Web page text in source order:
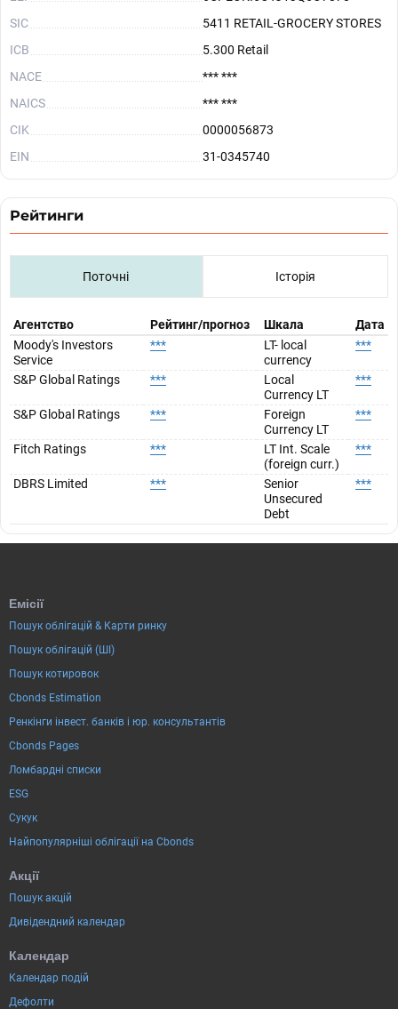
SIC
5411 RETAIL-GROCERY STORES
ICB
5.300 Retail
NACE
*** ***
NAICS
*** ***
CIK
0000056873
EIN
31-0345740
Рейтинги
Поточні Історія
Агентство Рейтинг/прогноз Шкала
Дата
Moody's Investors
Service
***
LT- local
currency
***
S&P Global Ratings ***
Local
Currency LT
***
S&P Global Ratings ***
Foreign
Currency LT
***
Fitch Ratings ***
LT Int. Scale
(foreign curr.)
***
DBRS Limited ***
Senior
Unsecured
Debt
***
Емісії
Пошук облігацій & Карти ринку
Пошук облігацій (ШІ)
Пошук котировок
Cbonds Estimation
Ренкінги інвест. банків і юр. консультантів
Cbonds Pages
Ломбардні списки
ESG
Сукук
Найпопулярніші облігації на Cbonds
Акції
Пошук акцій
Дивідендний календар
Календар
Календар подій
Дефолти